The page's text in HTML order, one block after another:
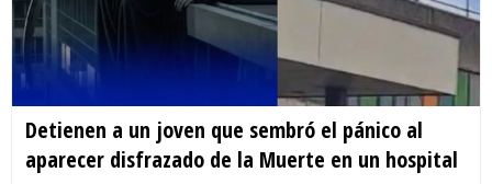
Detienen a un joven que sembró el pánico al
aparecer disfrazado de la Muerte en un hospital